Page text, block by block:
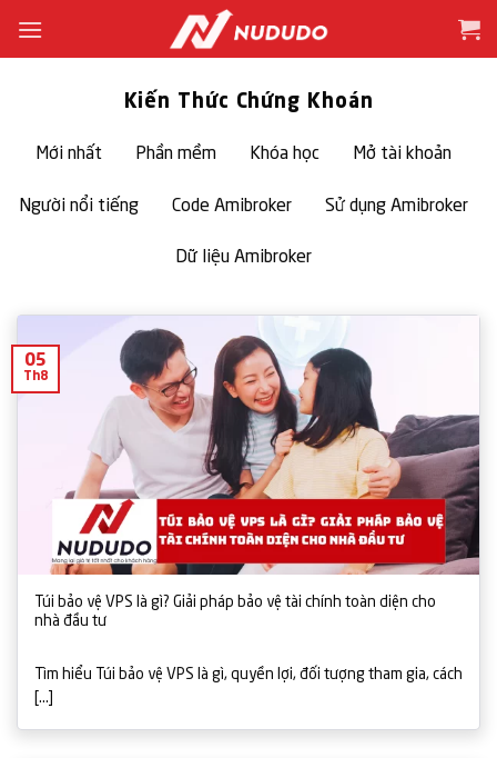
qua
Kiến Thức Chứng Khoán
Mới nhất Phần mềm Khóa học Mở tài khoản
Người nổi tiếng Code Amibroker Sử dụng Amibroker
Dữ liệu Amibroker
Túi bảo vệ VPS là gì? Giải pháp bảo vệ tài chính toàn diện cho
nhà đầu tư
Tìm hiểu Túi bảo vệ VPS là gì, quyền lợi, đối tượng tham gia, cách
[...]
05
Th8